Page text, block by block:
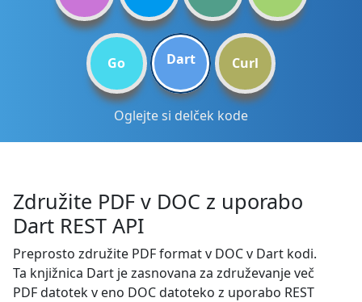
Go Dart Curl
Oglejte si delček kode
Združite PDF v DOC z uporabo
Dart REST API
Preprosto združite PDF format v DOC v Dart kodi.
Ta knjižnica Dart je zasnovana za združevanje več
PDF datotek v eno DOC datoteko z uporabo REST